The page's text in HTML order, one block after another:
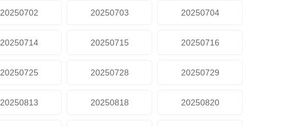
20250702 20250703 20250704
20250714 20250715 20250716
20250725 20250728 20250729
20250813 20250818 20250820